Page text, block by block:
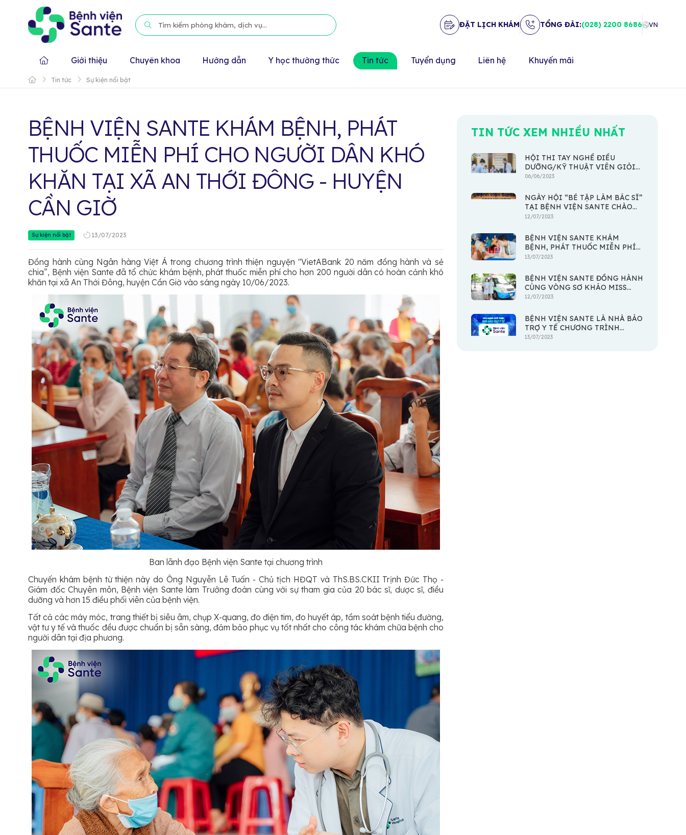
ĐẶT LỊCH KHÁM TỔNG ĐÀI:(028) 2200 8686 VN
Giới thiệu Chuyên khoa Hướng dẫn Y học thường thức Tin tức Tuyển dụng Liên hệ Khuyến mãi
Tin tức Sự kiện nổi bật
BỆNH VIỆN SANTE KHÁM BỆNH, PHÁT
THUỐC MIỄN PHÍ CHO NGƯỜI DÂN KHÓ
KHĂN TẠI XÃ AN THỚI ĐÔNG - HUYỆN
CẦN GIỜ
Sự kiện nổi bật 13/07/2023
Đồng hành cùng Ngân hàng Việt Á trong chương trình thiện nguyện "VietABank 20 năm đồng hành và sẻ
chia”, Bệnh viện Sante đã tổ chức khám bệnh, phát thuốc miễn phí cho hơn 200 người dân có hoàn cảnh khó
khăn tại xã An Thới Đông, huyện Cần Giờ vào sáng ngày 10/06/2023.
Ban lãnh đạo Bệnh viện Sante tại chương trình
Chuyến khám bệnh từ thiện này do Ông Nguyễn Lê Tuấn - Chủ tịch HĐQT và ThS.BS.CKII Trịnh Đức Thọ -
Giám đốc Chuyên môn, Bệnh viện Sante làm Trưởng đoàn cùng với sự tham gia của 20 bác sĩ, dược sĩ, điều
dưỡng và hơn 15 điều phối viên của bệnh viện.
Tất cả các máy móc, trang thiết bị siêu âm, chụp X-quang, đo điện tim, đo huyết áp, tầm soát bệnh tiểu đường,
vật tư y tế và thuốc đều được chuẩn bị sẵn sàng, đảm bảo phục vụ tốt nhất cho công tác khám chữa bệnh cho
người dân tại địa phương.
TIN TỨC XEM NHIỀU NHẤT
HỘI THI TAY NGHỀ ĐIỀU
DƯỠNG/KỸ THUẬT VIÊN GIỎI
LẦN THỨ I NĂM 2023
06/06/2023
NGÀY HỘI “BÉ TẬP LÀM BÁC SĨ”
TẠI BỆNH VIỆN SANTE CHÀO
MỪNG NGÀY QUỐC TẾ THIẾU
12/07/2023
BỆNH VIỆN SANTE KHÁM
BỆNH, PHÁT THUỐC MIỄN PHÍ
CHO NGƯỜI DÂN KHÓ KHĂN
CẦN GIỜ
13/07/2023
BỆNH VIỆN SANTE ĐỒNG HÀNH
CÙNG VÒNG SƠ KHẢO MISS
WORLD VIETNAM 2023
12/07/2023
BỆNH VIỆN SANTE LÀ NHÀ BẢO
TRỢ Y TẾ CHƯƠNG TRÌNH
REVIVE WATER RUN 2023
13/07/2023